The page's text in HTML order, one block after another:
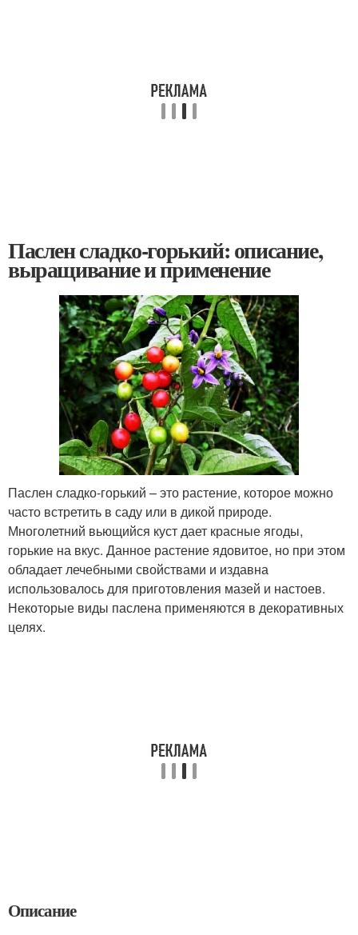
Паслен сладко-горький: описание,
выращивание и применение
Паслен сладко-горький – это растение, которое можно
часто встретить в саду или в дикой природе.
Многолетний вьющийся куст дает красные ягоды,
горькие на вкус. Данное растение ядовитое, но при этом
обладает лечебными свойствами и издавна
использовалось для приготовления мазей и настоев.
Некоторые виды паслена применяются в декоративных
целях.
Описание